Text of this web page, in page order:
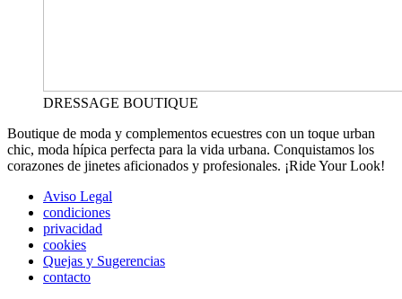
DRESSAGE BOUTIQUE
Boutique de moda y complementos ecuestres con un toque urban
chic, moda hípica perfecta para la vida urbana. Conquistamos los
corazones de jinetes aficionados y profesionales. ¡Ride Your Look!
Aviso Legal
condiciones
privacidad
cookies
Quejas y Sugerencias
contacto